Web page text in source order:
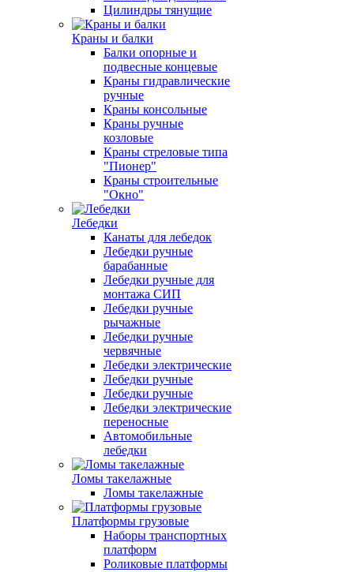
Цилиндры тянущие
Краны и балки
Балки опорные и
подвесные концевые
Краны гидравлические
ручные
Краны консольные
Краны ручные
козловые
Краны стреловые типа
"Пионер"
Краны строительные
"Окно"
Лебедки
Канаты для лебедок
Лебедки ручные
барабанные
Лебедки ручные для
монтажа СИП
Лебедки ручные
рычажные
Лебедки ручные
червячные
Лебедки электрические
Лебедки ручные
Лебедки ручные
Лебедки электрические
переносные
Автомобильные
лебедки
Ломы такелажные
Ломы такелажные
Платформы грузовые
Наборы транспортных
платформ
Роликовые платформы